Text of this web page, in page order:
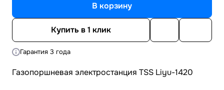
В корзину
Купить в 1 клик
Гарантия 3 года
Газопоршневая электростанция TSS Liyu-1420